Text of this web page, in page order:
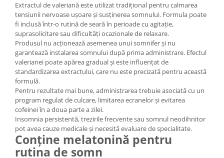
Cacao
Extractul de valeriană este utilizat tradițional pentru calmarea
tensiunii nervoase ușoare și susținerea somnului. Formula poate
fi inclusă într-o rutină de seară în perioade cu agitație,
suprasolicitare sau dificultăți ocazionale de relaxare.
Produsul nu acționează asemenea unui somnifer și nu
garantează instalarea somnului după prima administrare. Efectul
valerianei poate apărea gradual și este influențat de
standardizarea extractului, care nu este precizată pentru această
formulă.
Pentru rezultate mai bune, administrarea trebuie asociată cu un
program regulat de culcare, limitarea ecranelor și evitarea
cofeinei în a doua parte a zilei.
Insomnia persistentă, trezirile frecvente sau somnul neodihnitor
pot avea cauze medicale și necesită evaluare de specialitate.
Conține melatonină pentru
rutina de somn